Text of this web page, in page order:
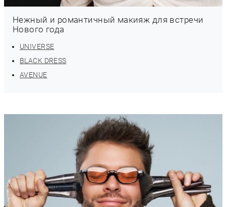
Нежный и романтичный макияж для встречи
Нового года
UNIVERSE
BLACK DRESS
AVENUE